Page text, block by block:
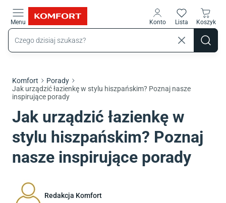
Menu Konto Lista Koszyk
Komfort
Porady
Jak urządzić łazienkę w stylu hiszpańskim? Poznaj nasze
inspirujące porady
Jak urządzić łazienkę w
stylu hiszpańskim? Poznaj
nasze inspirujące porady
Redakcja Komfort